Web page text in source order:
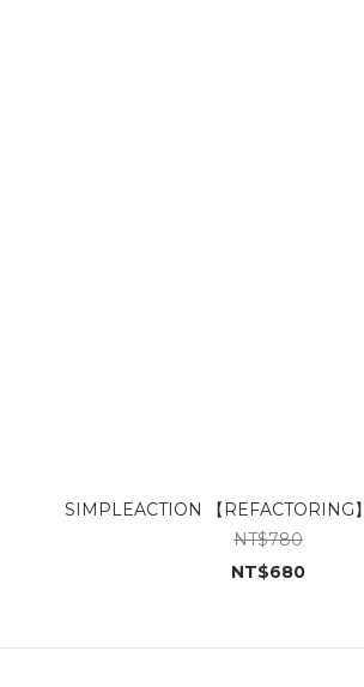
SIMPLEACTION 【REFACTORING
NT$780
NT$680